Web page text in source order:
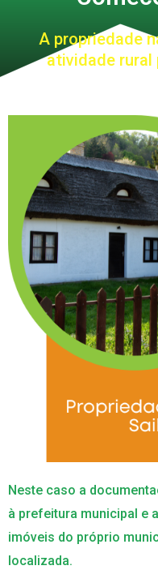
A propriedade
atividade rural
Neste caso a
à prefeitura municipal e
imóveis do próprio
localizada.